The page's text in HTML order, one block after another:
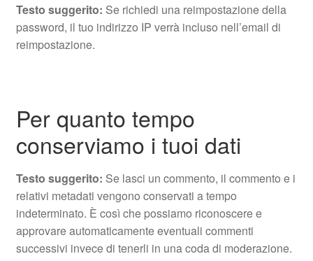
Testo suggerito: Se richiedi una reimpostazione della
password, il tuo indirizzo IP verrà incluso nell’email di
reimpostazione.
Per quanto tempo
conserviamo i tuoi dati
Testo suggerito: Se lasci un commento, il commento e i
relativi metadati vengono conservati a tempo
indeterminato. È così che possiamo riconoscere e
approvare automaticamente eventuali commenti
successivi invece di tenerli in una coda di moderazione.